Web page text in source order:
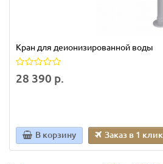
Кран для деионизированной воды
28 390 р.
В корзину Заказ в 1 клик